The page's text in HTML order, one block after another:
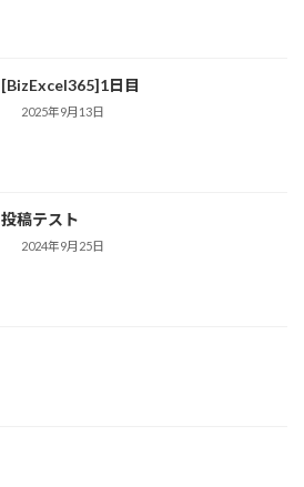
[BizExcel365]1日目
2025年9月13日
投稿テスト
2024年9月25日